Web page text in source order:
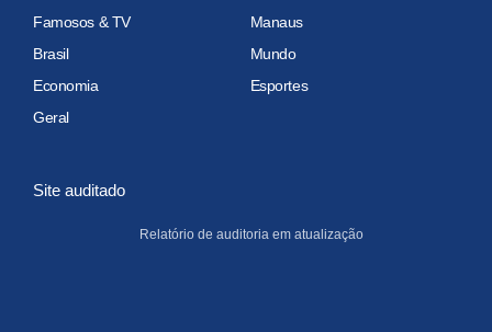
Famosos & TV
Manaus
Brasil
Mundo
Economia
Esportes
Geral
Site auditado
Relatório de auditoria em atualização